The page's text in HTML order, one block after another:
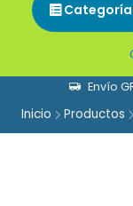
Envío
Inicio Productos